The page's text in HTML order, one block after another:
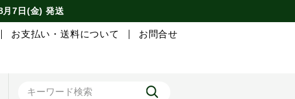
月7日(金) 発送
お支払い・送料について お問合せ